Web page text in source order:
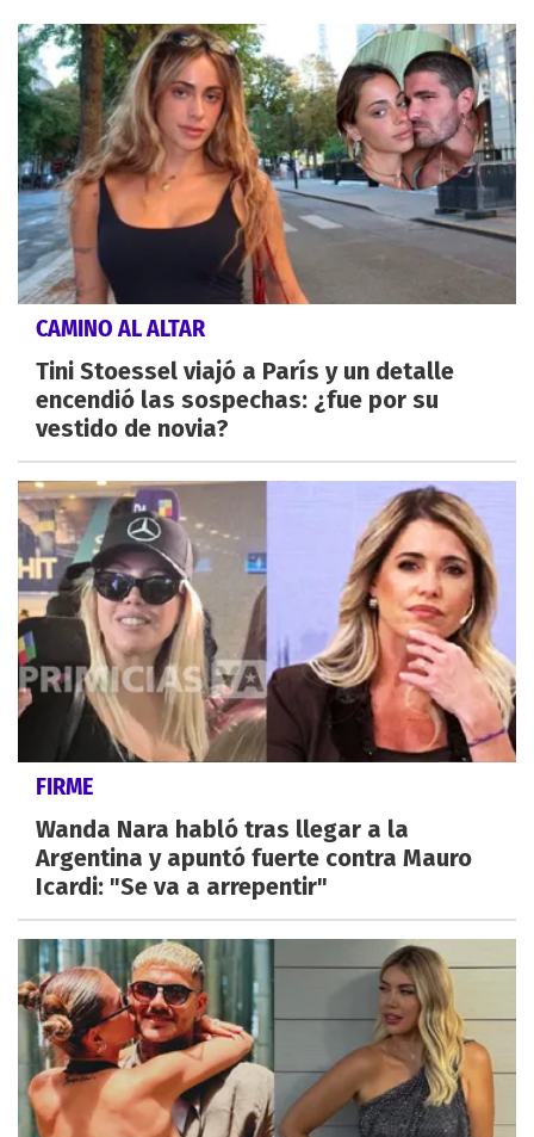
CAMINO AL ALTAR
Tini Stoessel viajó a París y un detalle
encendió las sospechas: ¿fue por su
vestido de novia?
FIRME
Wanda Nara habló tras llegar a la
Argentina y apuntó fuerte contra Mauro
Icardi: "Se va a arrepentir"